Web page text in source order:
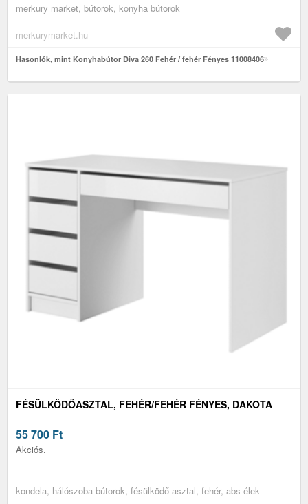
merkury market, bútorok, konyha bútorok
merkurymarket.hu
Hasonlók, mint Konyhabútor Diva 260 Fehér / fehér Fényes 11008406
FÉSÜLKÖDŐASZTAL, FEHÉR/FEHÉR FÉNYES, DAKOTA
55 700 Ft
Akciós.
kondela, hálószoba bútorok, fésülködő asztal, fehér, abs élek